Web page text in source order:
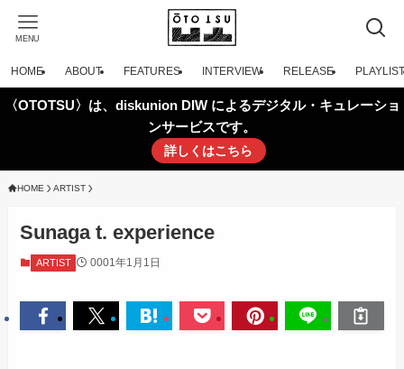
MENU
HOME ABOUT FEATURES INTERVIEW RELEASE PLAYLIST
〈OTOTSU〉は、diskunion DIW によるデジタル・キュレーショ
ンサービスです。
詳しくはこちら
HOME ARTIST
Sunaga t. experience
ARTIST 0001年1月1日